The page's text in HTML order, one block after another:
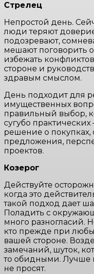
Стрелец
Непростой день.
люди теряют
подозревают,
мешают поговорить
избежать
стороне и
здравым смыслом.
День подходит для
имущественных
правильный выбор,
сугубо
решение о
предложения,
проектов.
Козерог
Действуйте
когда это
такой подход дает
Поладить с
много разногласий.
кто прежде при
вашей стороне.
замечаний, шуток,
то обидными. Лучше
не просят.